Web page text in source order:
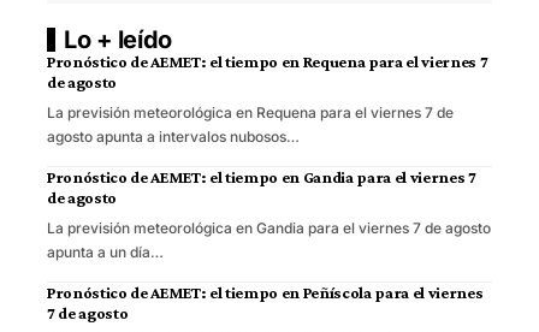
Lo + leído
Pronóstico de AEMET: el tiempo en Requena para el viernes 7
de agosto
La previsión meteorológica en Requena para el viernes 7 de
agosto apunta a intervalos nubosos…
Pronóstico de AEMET: el tiempo en Gandia para el viernes 7
de agosto
La previsión meteorológica en Gandia para el viernes 7 de agosto
apunta a un día…
Pronóstico de AEMET: el tiempo en Peñíscola para el viernes
7 de agosto